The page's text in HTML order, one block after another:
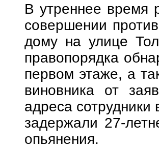
В утреннее время
совершении
дому на улице
правопорядка
первом этаже, а
виновника от
адреса
задержали 27-
опьянения.